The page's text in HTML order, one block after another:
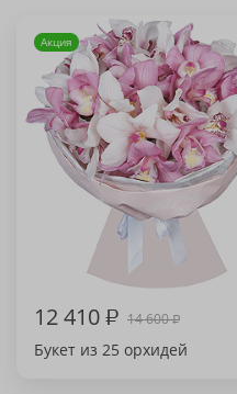
Акция
12 410₽ 14 600₽
Букет из 25 орхидей